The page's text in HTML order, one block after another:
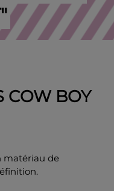
COW BOY
matériau de